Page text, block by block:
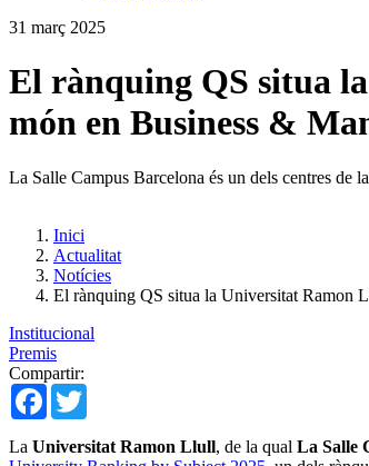
31 març 2025
El rànquing QS situa
món en Business &
La Salle Campus Barcelona és un dels centres de
Inici
Actualitat
Notícies
El rànquing QS situa la Universitat Ramon
Institucional
Premis
Compartir:
Facebook
La Universitat Ramon Llull, de la qual La Salle